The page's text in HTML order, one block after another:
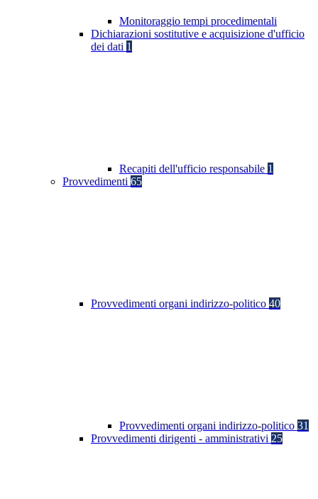
Monitoraggio tempi procedimentali
Dichiarazioni sostitutive e acquisizione d'ufficio
dei dati 1
Recapiti dell'ufficio responsabile 1
Provvedimenti 65
Provvedimenti organi indirizzo-politico 40
Provvedimenti organi indirizzo-politico 31
Provvedimenti dirigenti - amministrativi 25